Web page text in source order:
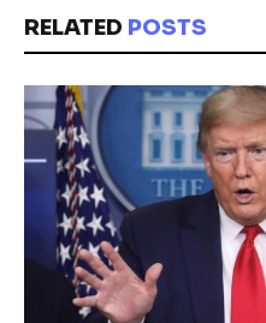
RELATED POSTS